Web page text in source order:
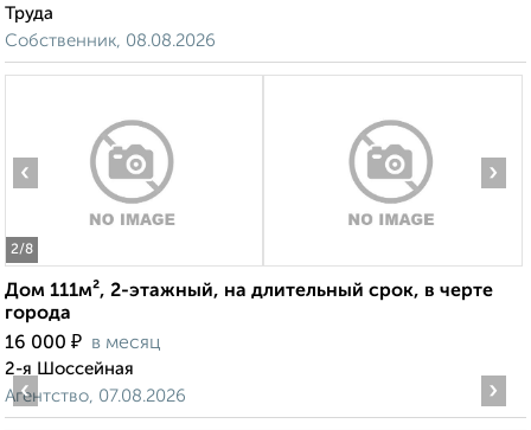
Труда
Собственник, 08.08.2026
2/8
‹ ›
Дом 111м², 2-этажный, на длительный срок, в черте
города
16 000 ₽ в месяц
2-я Шоссейная
Агентство, 07.08.2026
‹ ›